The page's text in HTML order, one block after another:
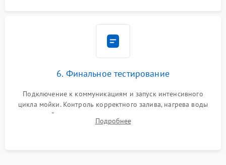
6. Финальное тестирование
Подключение к коммуникациям и запуск интенсивного
цикла мойки. Контроль корректного залива, нагрева воды
до нужной температуры, отсутствия посторонних шумов,
штатного слива и абсолютной сухости в поддоне.
Подробнее